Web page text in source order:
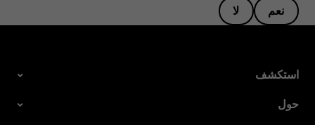
نعم لا
استكشف
حول